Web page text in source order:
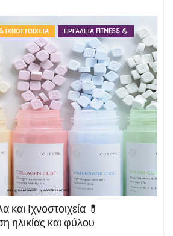
ΙΧΝΟΣΤΟΙΧΕΊΑ ΕΡΓΑΛΕΊΑ FITNESS 💪
και Ιχνοστοιχεία 💊
ηλικίας και φύλου